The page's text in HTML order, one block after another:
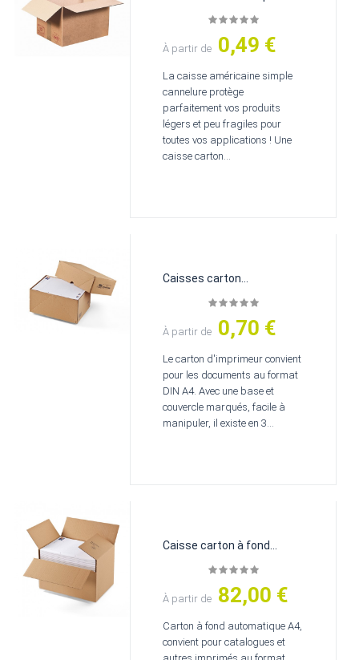
À partir de Prix
0,49 €
La caisse américaine simple
cannelure protège
parfaitement vos produits
légers et peu fragiles pour
toutes vos applications ! Une
caisse carton...
Caisses carton
À partir de Prix
0,70 €
Le carton d'imprimeur convient
pour les documents au format
DIN A4. Avec une base et
couvercle marqués, facile à
manipuler, il existe en 3...
Caisse carton à fond...
À partir de Prix
82,00 €
Carton à fond automatique A4,
convient pour catalogues et